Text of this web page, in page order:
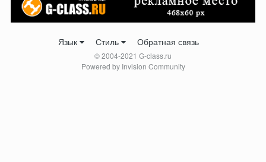
Язык Стиль Обратная связь
© 2004-2021 G-class.ru
Powered by Invision Community